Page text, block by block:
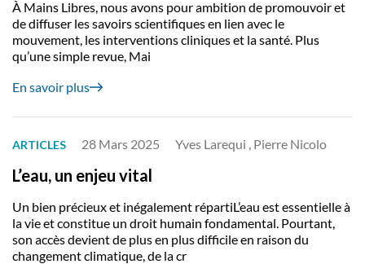
À Mains Libres, nous avons pour ambition de promouvoir et
de diffuser les savoirs scientifiques en lien avec le
mouvement, les interventions cliniques et la santé. Plus
qu’une simple revue, Mai
En savoir plus
ARTICLES 28 Mars 2025 Yves Larequi , Pierre Nicolo
L’eau, un enjeu vital
Un bien précieux et inégalement répartiL’eau est essentielle à
la vie et constitue un droit humain fondamental. Pourtant,
son accès devient de plus en plus difficile en raison du
changement climatique, de la cr